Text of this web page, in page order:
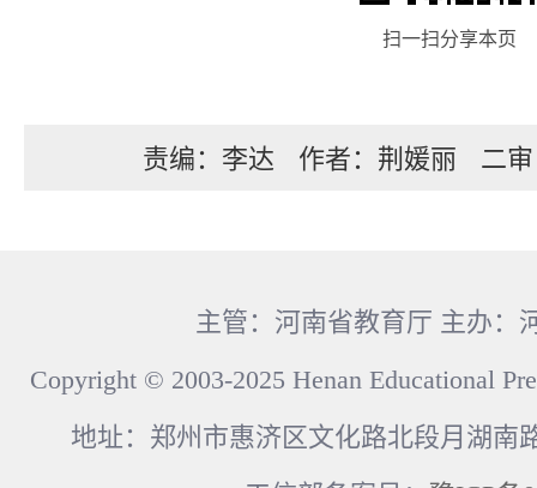
扫一扫分享本页
责编：李达 作者：荆媛丽 二
主管：河南省教育厅 主办：
Copyright © 2003-2025 Henan Educational
地址：郑州市惠济区文化路北段月湖南